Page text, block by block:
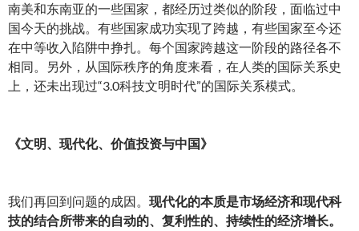
南美和东南亚的一些国家，都经历过类似的阶段，面临过中
国今天的挑战。有些国家成功实现了跨越，有些国家至今还
在中等收入陷阱中挣扎。每个国家跨越这一阶段的路径各不
相同。另外，从国际秩序的角度来看，在人类的国际关系史
上，还未出现过“3.0科技文明时代”的国际关系模式。
《文明、现代化、价值投资与中国》
我们再回到问题的成因。 现代化的本质是市场经济和现代科
技的结合所带来的自动的、复利性的、持续性的经济增长。